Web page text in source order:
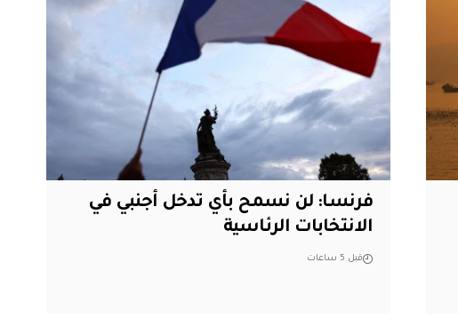
فرنسا: لن نسمح بأي تدخل أجنبي في
الانتخابات الرئاسية
قبل 5 ساعات